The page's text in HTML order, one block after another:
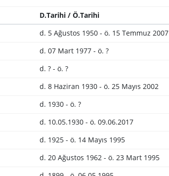
D.Tarihi / Ö.Tarihi
d. 5 Ağustos 1950 - ö. 15 Temmuz 2007
d. 07 Mart 1977 - ö. ?
d. ? - ö. ?
d. 8 Haziran 1930 - ö. 25 Mayıs 2002
d. 1930 - ö. ?
d. 10.05.1930 - ö. 09.06.2017
d. 1925 - ö. 14 Mayıs 1995
d. 20 Ağustos 1962 - ö. 23 Mart 1995